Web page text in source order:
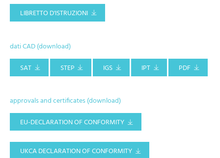
LIBRETTO D'ISTRUZIONI
dati CAD (download)
SAT
STEP IGS IPT PDF
approvals and certificates (download)
EU-DECLARATION OF CONFORMITY
UKCA DECLARATION OF CONFORMITY